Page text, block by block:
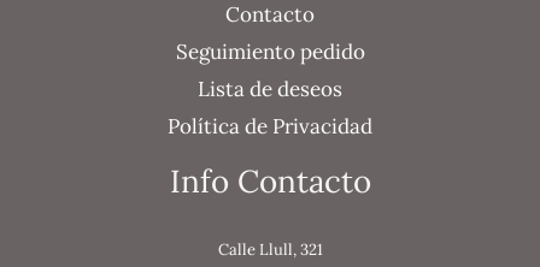
Contacto
Seguimiento pedido
Lista de deseos
Política de Privacidad
Info Contacto
Calle Llull, 321